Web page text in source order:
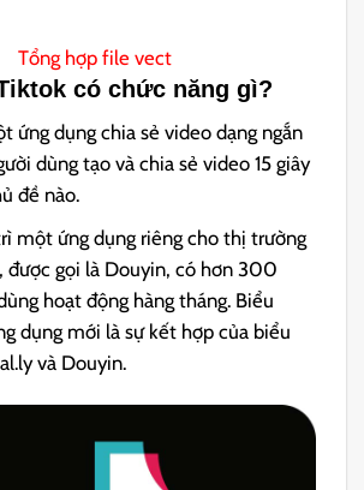
Tổng hợp file vect
có chức năng gì?
ứng dụng chia sẻ video dạng ngắn
dùng tạo và chia sẻ video 15 giây
đề nào.
một ứng dụng riêng cho thị trường
được gọi là Douyin, có hơn 300
hoạt động hàng tháng. Biểu
dụng mới là sự kết hợp của biểu
và Douyin.